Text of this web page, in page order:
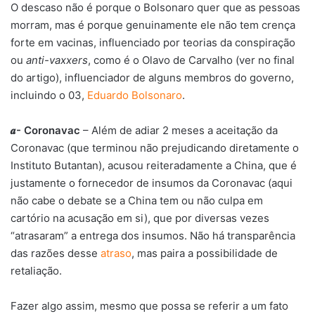
O descaso não é porque o Bolsonaro quer que as pessoas
morram, mas é porque genuinamente ele não tem crença
forte em vacinas, influenciado por teorias da conspiração
ou anti-vaxxers, como é o Olavo de Carvalho (ver no final
do artigo), influenciador de alguns membros do governo,
incluindo o 03, Eduardo Bolsonaro.
𝒂- Coronavac – Além de adiar 2 meses a aceitação da
Coronavac (que terminou não prejudicando diretamente o
Instituto Butantan), acusou reiteradamente a China, que é
justamente o fornecedor de insumos da Coronavac (aqui
não cabe o debate se a China tem ou não culpa em
cartório na acusação em si), que por diversas vezes
“atrasaram” a entrega dos insumos. Não há transparência
das razões desse atraso, mas paira a possibilidade de
retaliação.
Fazer algo assim, mesmo que possa se referir a um fato